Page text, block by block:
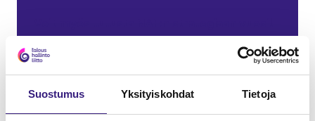
Suos­tu­mus Yk­si­tyis­koh­dat Tie­to­ja
le 2023–2026.
Edel­li­nen ar­tik­ke­li